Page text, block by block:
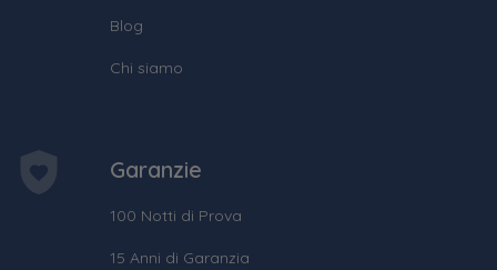
Blog
Chi siamo
Garanzie
100 Notti di Prova
15 Anni di Garanzia